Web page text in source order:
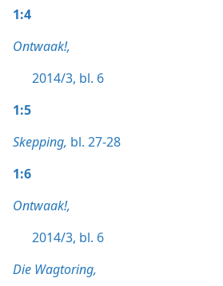
1:4
Ontwaak!,
2014/3, bl. 6
1:5
Skepping, bl. 27-28
1:6
Ontwaak!,
2014/3, bl. 6
Die Wagtoring,